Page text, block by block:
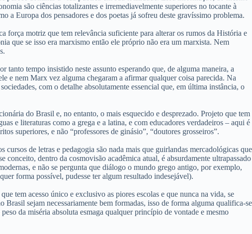
são ciências totalizantes e irremediavelmente superiores no tocante à
a Europa dos pensadores e dos poetas já sofreu deste gravíssimo problema.
força motriz que tem relevância suficiente para alterar os rumos da História e
que se isso era marxismo então ele próprio não era um marxista. Nem
tanto tempo insistido neste assunto esperando que, de alguma maneira, a
e nem Marx vez alguma chegaram a afirmar qualquer coisa parecida. Na
com o detalhe absolutamente essencial que, em última instância, o
do Brasil e, no entanto, o mais esquecido e desprezado. Projeto que tem
e literaturas como a grega e a latina, e com educadores verdadeiros – aqui é
superiores, e não “professores de ginásio”, “doutores grosseiros”.
de letras e pedagogia são nada mais que guirlandas mercadológicas que
dentro da cosmovisão acadêmica atual, é absurdamente ultrapassado
e não se pergunta que diálogo o mundo grego antigo, por exemplo,
forma possível, pudesse ter algum resultado indesejável).
tem acesso único e exclusivo as piores escolas e que nunca na vida, se
sejam necessariamente bem formadas, isso de forma alguma qualifica-se
da miséria absoluta esmaga qualquer princípio de vontade e mesmo